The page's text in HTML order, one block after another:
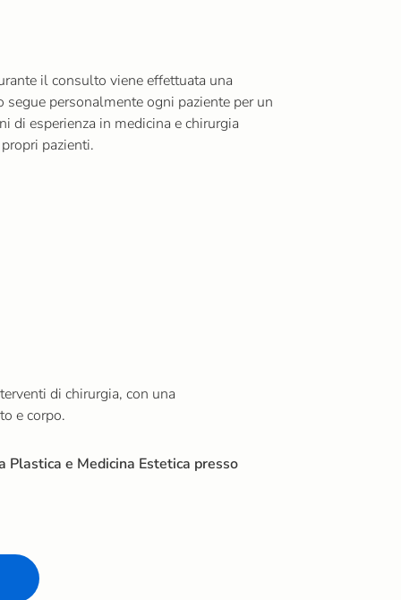
il consulto viene effettuata una
personalmente ogni paziente per un
di esperienza in medicina e chirurgia
pazienti.
di chirurgia, con una
e corpo.
e Medicina Estetica presso